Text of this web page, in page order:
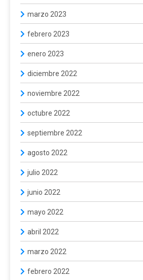
marzo 2023
febrero 2023
enero 2023
diciembre 2022
noviembre 2022
octubre 2022
septiembre 2022
agosto 2022
julio 2022
junio 2022
mayo 2022
abril 2022
marzo 2022
febrero 2022